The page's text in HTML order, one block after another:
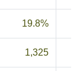
19.8%
1,325